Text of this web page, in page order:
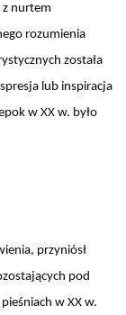
z nurtem
rozumienia
została
lub inspiracja
w XX w. było
przyniósł
pod
w XX w.